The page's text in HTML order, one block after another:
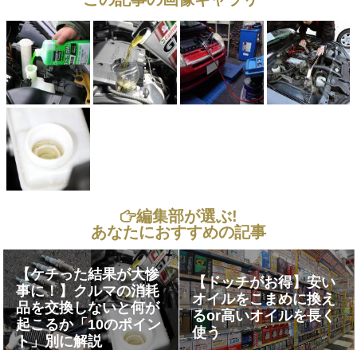
編集部が選ぶ!
あなたにおすすめの記事
【ケチった結果が大惨
事に！】クルマの消耗
品を交換しないと何が
起こるか「10のポイン
ト」別に解説
【ドッチがお得】安い
オイルをこまめに換え
るor高いオイルを長く
使う